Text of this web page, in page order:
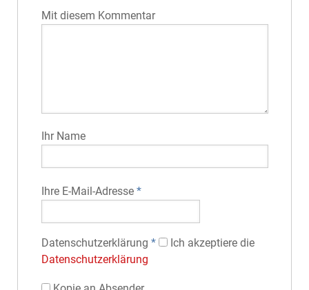
Mit diesem Kommentar
Ihr Name
Ihre E-Mail-Adresse*
Datenschutz­erklärung *
Ich akzeptiere die
Datenschutz­erklärung